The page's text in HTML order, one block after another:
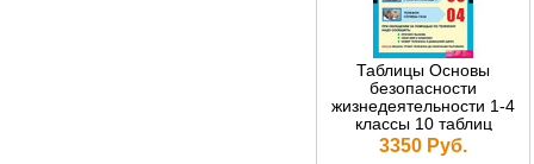
Таблицы Основы
безопасности
жизнедеятельности 1-4
классы 10 таблиц
3350 Руб.